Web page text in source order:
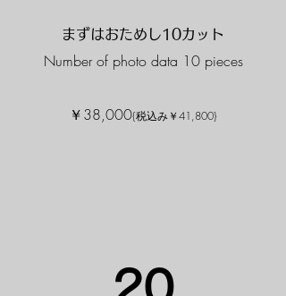
まずはおためし10カット
Number of photo data 10 pieces
​￥38,000{税込み￥41,800}
20